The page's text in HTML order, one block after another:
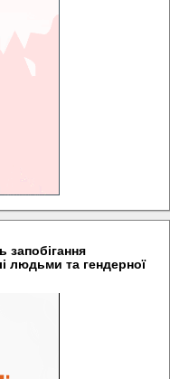
запобігання
людьми та гендерної